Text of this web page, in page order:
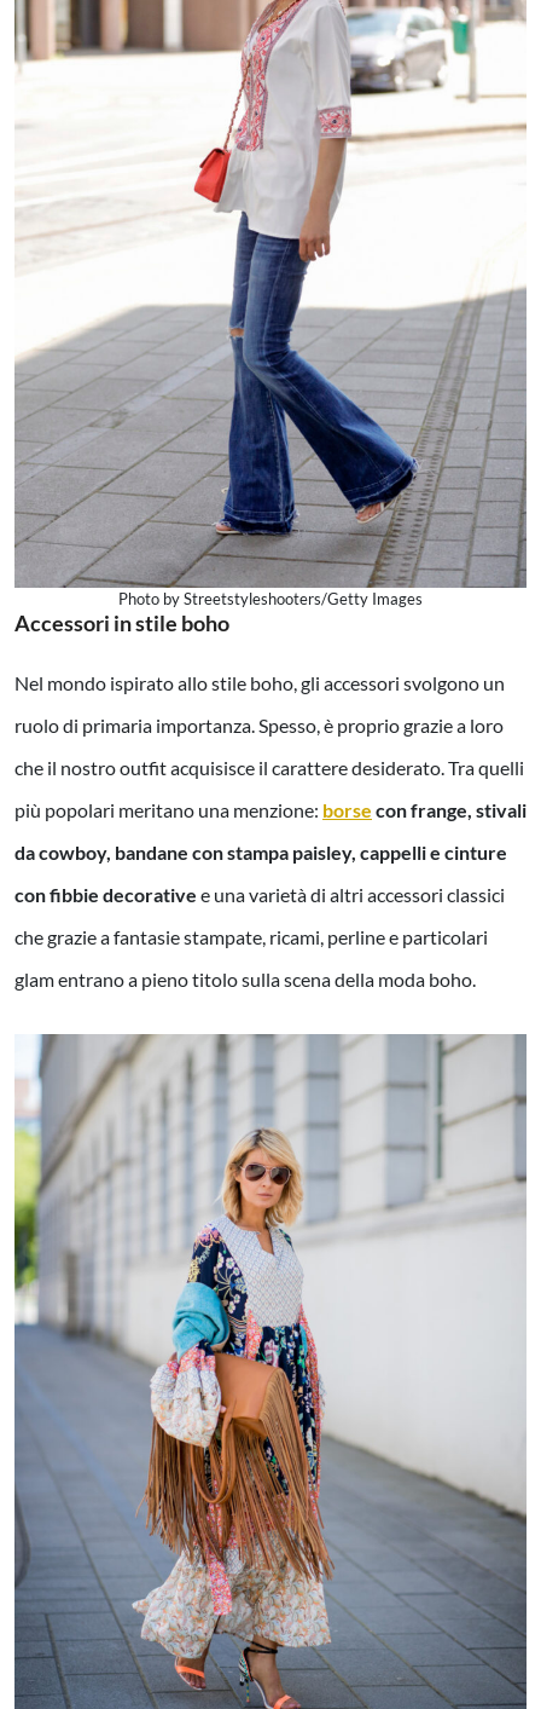
Photo by Streetstyleshooters/Getty Images
Accessori in stile boho
Nel mondo ispirato allo stile boho, gli accessori svolgono un
ruolo di primaria importanza. Spesso, è proprio grazie a loro
che il nostro outfit acquisisce il carattere desiderato. Tra quelli
più popolari meritano una menzione: borse con frange, stivali
da cowboy, bandane con stampa paisley, cappelli e cinture
con fibbie decorative e una varietà di altri accessori classici
che grazie a fantasie stampate, ricami, perline e particolari
glam entrano a pieno titolo sulla scena della moda boho.